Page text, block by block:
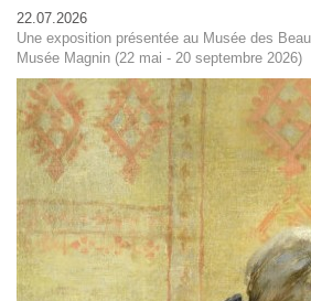
22.07.2026
Une exposition présentée au Musée des
Musée Magnin (22 mai - 20 septembre 2026)